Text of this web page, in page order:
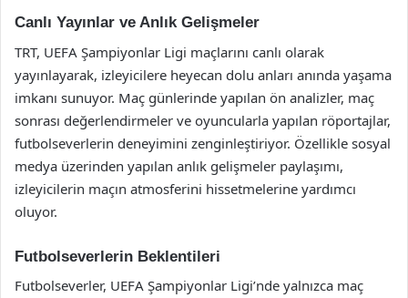
Canlı Yayınlar ve Anlık Gelişmeler
TRT, UEFA Şampiyonlar Ligi maçlarını canlı olarak
yayınlayarak, izleyicilere heyecan dolu anları anında yaşama
imkanı sunuyor. Maç günlerinde yapılan ön analizler, maç
sonrası değerlendirmeler ve oyuncularla yapılan röportajlar,
futbolseverlerin deneyimini zenginleştiriyor. Özellikle sosyal
medya üzerinden yapılan anlık gelişmeler paylaşımı,
izleyicilerin maçın atmosferini hissetmelerine yardımcı
oluyor.
Futbolseverlerin Beklentileri
Futbolseverler, UEFA Şampiyonlar Ligi’nde yalnızca maç